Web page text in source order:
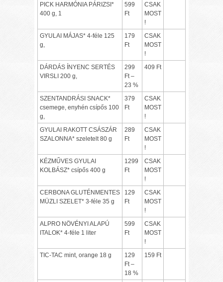
PICK HARMÓNIA PÁRIZSI*
400 g, 1
599
Ft
CSAK
MOST
!
GYULAI MÁJAS* 4-féle 125
g,
179
Ft
CSAK
MOST
!
DÁRDÁS ÍNYENC SERTÉS
VIRSLI 200 g,
299
Ft –
23 %
409 Ft
SZENTANDRÁSI SNACK*
csemege, enyhén csípős 100
g,
379
Ft
CSAK
MOST
!
GYULAI RAKOTT CSÁSZÁR
SZALONNA* szeletelt 80 g
289
Ft
CSAK
MOST
!
KÉZMŰVES GYULAI
KOLBÁSZ* csípős 400 g
1299
Ft
CSAK
MOST
!
CERBONA GLUTÉNMENTES
MÜZLI SZELET* 3-féle 35 g
129
Ft
CSAK
MOST
!
ALPRO NÖVÉNYI ALAPÚ
ITALOK* 4-féle 1 liter
599
Ft
CSAK
MOST
!
TIC-TAC mint, orange 18 g
129
Ft –
18 %
159 Ft